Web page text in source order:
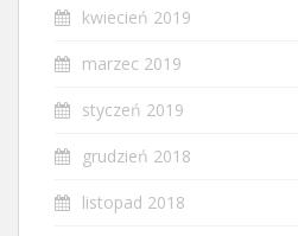
kwiecień 2019
marzec 2019
styczeń 2019
grudzień 2018
listopad 2018